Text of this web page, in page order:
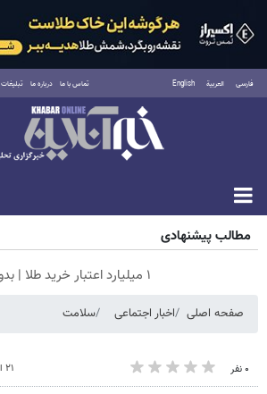
فارسی العربية English تماس با ما درباره ما تبلیغات
جمعه ۱۶ مرداد ۱۴۰۵
مطالب پیشنهادی
۱ میلیارد اعتبار خرید طلا | بدون ضامن و چک
صفحه اصلی اخبار اجتماعی سلامت
۰ نفر ۲۱ اسفند ۱۴۰۰ - ۰۹:۴۶